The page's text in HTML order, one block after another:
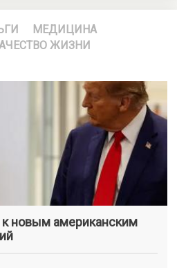
МЕДИЦИНА
ЖИЗНИ
к новым американским